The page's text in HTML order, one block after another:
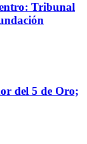
Tribunal
del 5 de Oro;